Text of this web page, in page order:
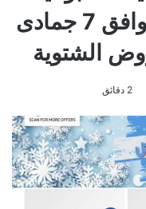
20 ديسمبر 2023 الموافق 7 جمادى